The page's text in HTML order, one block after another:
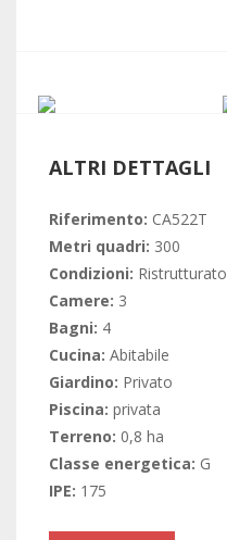
ALTRI DETTAGLI
Riferimento: CA522T
Metri quadri: 300
Condizioni: Ristrutturato
Camere: 3
Bagni: 4
Cucina: Abitabile
Giardino: Privato
Piscina: privata
Terreno: 0,8 ha
Classe energetica: G
IPE: 175